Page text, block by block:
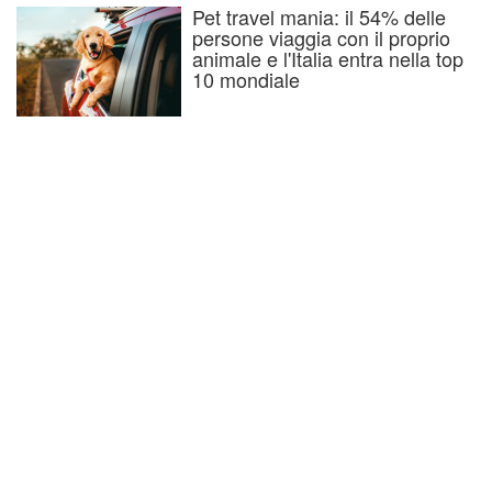
Pet travel mania: il 54% delle
persone viaggia con il proprio
animale e l'Italia entra nella top
10 mondiale